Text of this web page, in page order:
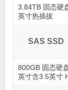
3.84TB 固态硬
英寸热插拔
SAS SSD
800GB 固态硬
英寸含3.5英寸